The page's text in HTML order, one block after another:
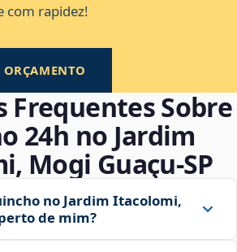
com rapidez!
Frequentes Sobre
24h no Jardim
Mogi Guaçu‑SP
no Jardim Itacolomi,
de mim?